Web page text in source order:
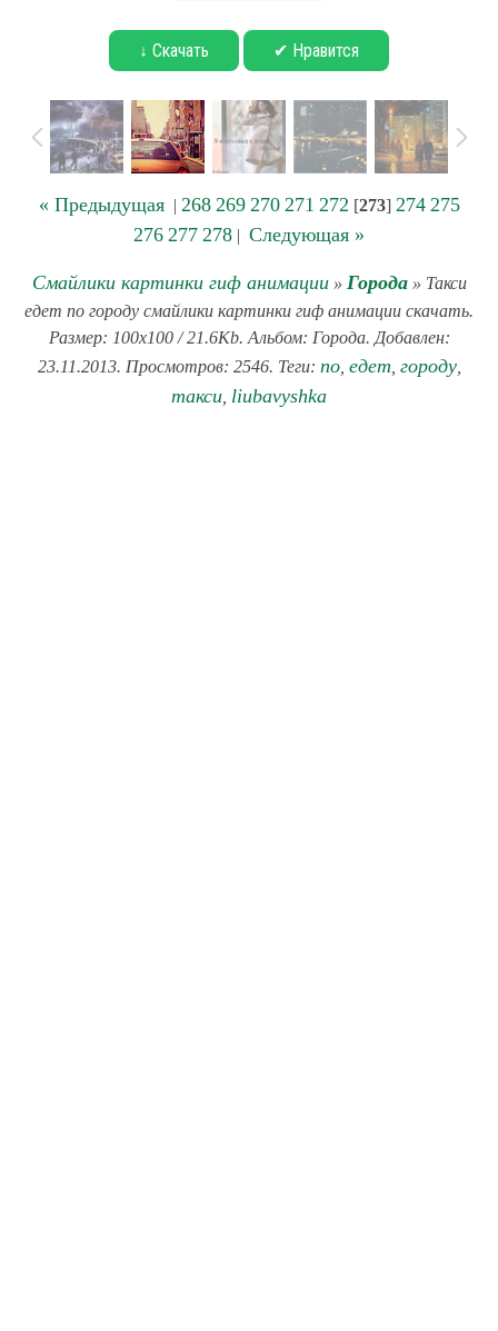
↓ Скачать ✔ Нравится
« Предыдущая| 268 269 270 271 272 [273] 274 275
276 277 278 | Следующая »
Смайлики картинки гиф анимации» Города» Такси
едет по городу смайлики картинки гиф анимации скачать.
Размер: 100x100 / 21.6Kb. Альбом: Города. Добавлен:
23.11.2013. Просмотров: 2546. Теги: по, едет городу,
такси liubavyshka